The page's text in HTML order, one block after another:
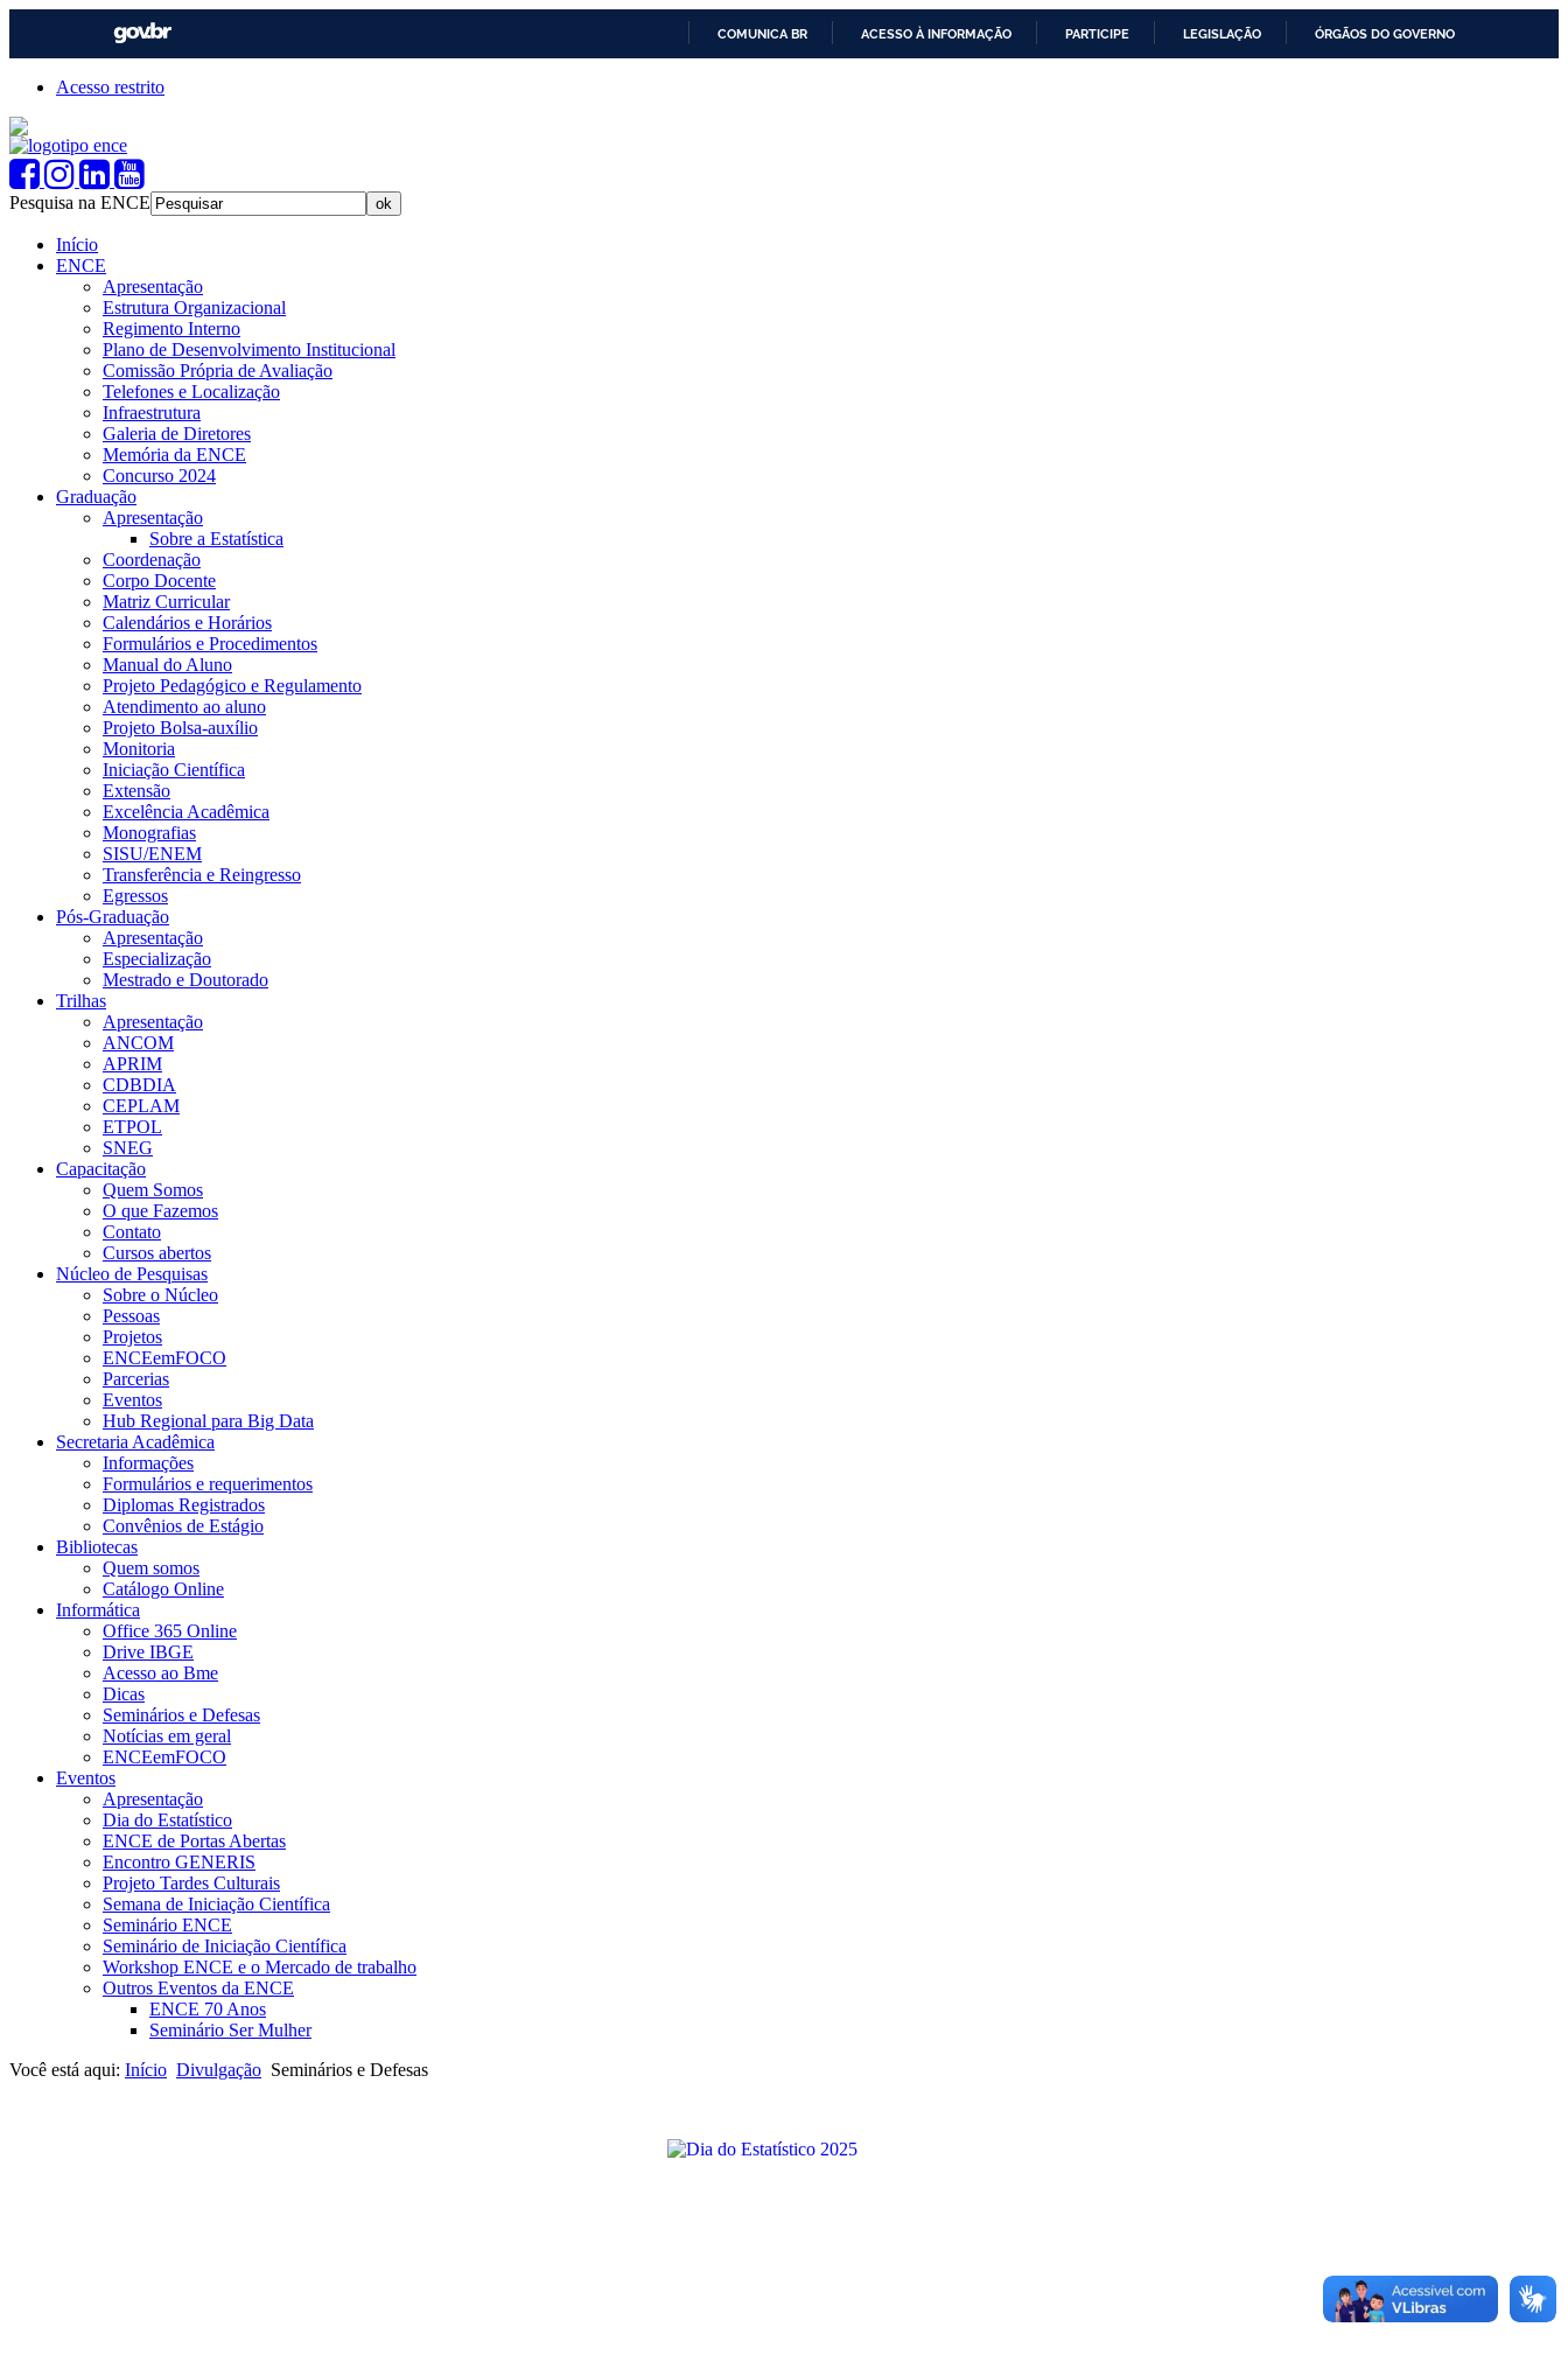
COMUNICA BR ACESSO À INFORMAÇÃO PARTICIPE LEGISLAÇÃO ÓRGÃOS DO GOVERNO
Acesso restrito
Pesquisa na ENCE
Início
ENCE
Apresentação
Estrutura Organizacional
Regimento Interno
Plano de Desenvolvimento Institucional
Comissão Própria de Avaliação
Telefones e Localização
Infraestrutura
Galeria de Diretores
Memória da ENCE
Concurso 2024
Graduação
Apresentação
Sobre a Estatística
Coordenação
Corpo Docente
Matriz Curricular
Calendários e Horários
Formulários e Procedimentos
Manual do Aluno
Projeto Pedagógico e Regulamento
Atendimento ao aluno
Projeto Bolsa-auxílio
Monitoria
Iniciação Científica
Extensão
Excelência Acadêmica
Monografias
SISU/ENEM
Transferência e Reingresso
Egressos
Pós-Graduação
Apresentação
Especialização
Mestrado e Doutorado
Trilhas
Apresentação
ANCOM
APRIM
CDBDIA
CEPLAM
ETPOL
SNEG
Capacitação
Quem Somos
O que Fazemos
Contato
Cursos abertos
Núcleo de Pesquisas
Sobre o Núcleo
Pessoas
Projetos
ENCEemFOCO
Parcerias
Eventos
Hub Regional para Big Data
Secretaria Acadêmica
Informações
Formulários e requerimentos
Diplomas Registrados
Convênios de Estágio
Bibliotecas
Quem somos
Catálogo Online
Informática
Office 365 Online
Drive IBGE
Acesso ao Bme
Dicas
Seminários e Defesas
Notícias em geral
ENCEemFOCO
Eventos
Apresentação
Dia do Estatístico
ENCE de Portas Abertas
Encontro GENERIS
Projeto Tardes Culturais
Semana de Iniciação Científica
Seminário ENCE
Seminário de Iniciação Científica
Workshop ENCE e o Mercado de trabalho
Outros Eventos da ENCE
ENCE 70 Anos
Seminário Ser Mulher
Você está aqui: Início Divulgação Seminários e Defesas